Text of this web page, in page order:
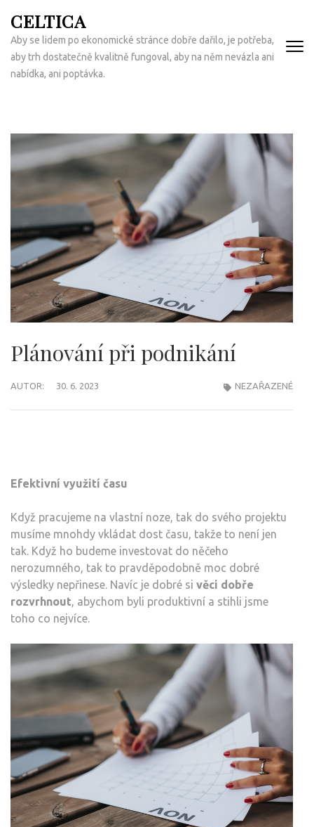
na
obsah
(Enter)
CELTICA
Aby se lidem po ekonomické stránce dobře dařilo, je potřeba,
aby trh dostatečně kvalitně fungoval, aby na něm nevázla ani
nabídka, ani poptávka.
Plánování při podnikání
AUTOR: 30. 6. 2023 NEZAŘAZENÉ
Efektivní využití času
Když pracujeme na vlastní noze, tak do svého projektu
musíme mnohdy vkládat dost času, takže to není jen
tak. Když ho budeme investovat do něčeho
nerozumného, tak to pravděpodobně moc dobré
výsledky nepřinese. Navíc je dobré si věci dobře
rozvrhnout, abychom byli produktivní a stihli jsme
toho co nejvíce.